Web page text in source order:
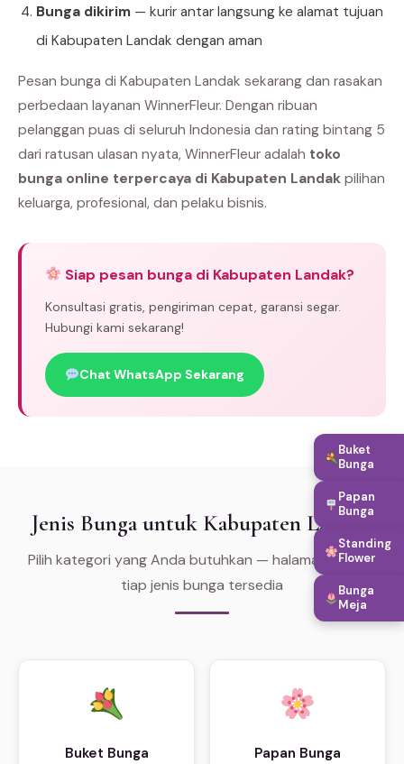
Bunga dikirim — kurir antar langsung ke alamat tujuan
di Kabupaten Landak dengan aman
Pesan bunga di Kabupaten Landak sekarang dan rasakan
perbedaan layanan WinnerFleur. Dengan ribuan
pelanggan puas di seluruh Indonesia dan rating bintang 5
dari ratusan ulasan nyata, WinnerFleur adalah toko
bunga online terpercaya di Kabupaten Landak pilihan
keluarga, profesional, dan pelaku bisnis.
Siap pesan bunga di Kabupaten Landak?
Konsultasi gratis, pengiriman cepat, garansi segar.
Hubungi kami sekarang!
Chat WhatsApp Sekarang
Jenis Bunga untuk Kabupaten Landak
Pilih kategori yang Anda butuhkan — halaman khusus
tiap jenis bunga tersedia
Buket Bunga Papan Bunga
Buket
Bunga
Papan
Bunga
Standing
Flower
Bunga
Meja